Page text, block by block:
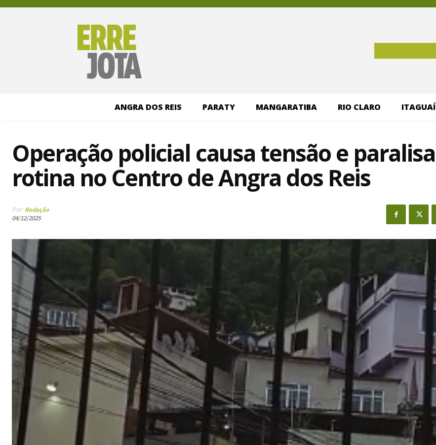
ANGRA DOS REIS PARATY MANGARATIBA RIO CLARO ITAGUAÍ
Operação policial causa tensão e paralisa
rotina no Centro de Angra dos Reis
Por Redação
04/12/2025